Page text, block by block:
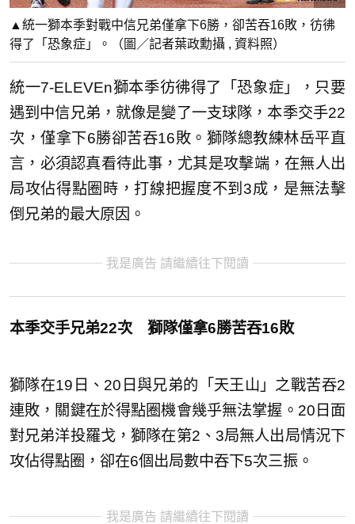
▲統一獅本季對戰中信兄弟僅拿下6勝，卻苦吞16敗，彷彿
得了「恐象症」。（圖／記者葉政勳攝 , 資料照）
統一7-ELEVEn獅本季彷彿得了「恐象症」，只要
遇到中信兄弟，就像是變了一支球隊，本季交手22
次，僅拿下6勝卻苦吞16敗。獅隊總教練林岳平直
言，必須認真看待此事，尤其是攻擊端，在無人出
局攻佔得點圈時，打線把握度不到3成，是無法擊
倒兄弟的最大原因。
我是廣告 請繼續往下閱讀
本季交手兄弟22次 獅隊僅拿6勝苦吞16敗
獅隊在19日、20日與兄弟的「天王山」之戰苦吞2
連敗，關鍵在於得點圈機會幾乎無法掌握。20日面
對兄弟洋投羅戈，獅隊在第2、3局無人出局情況下
攻佔得點圈，卻在6個出局數中吞下5次三振。
我是廣告 請繼續往下閱讀